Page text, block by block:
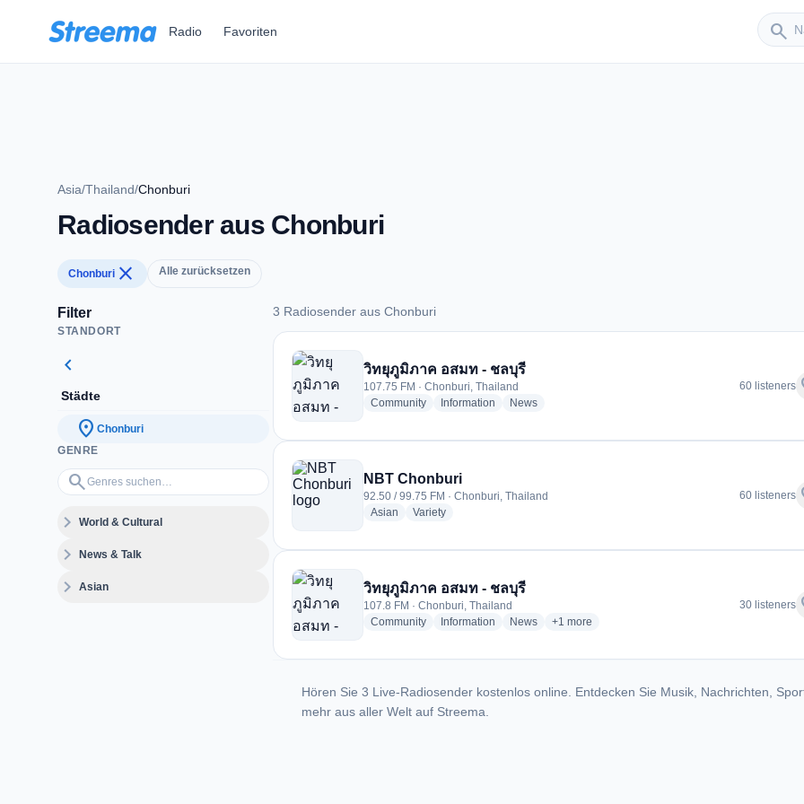
Radio Favoriten search
Sender
Asia/Thailand/Chonburi
Radiosender aus Chonburi
Chonburi close Alle zurücksetzen
Filter
STANDORT
chevron_left
Städte
location_on Chonburi
GENRE
search
Genres suchen…
expand_moreWorld & Cultural
expand_moreNews & Talk
expand_moreAsian
3 Radiosender aus Chonburi
3 Radiosender aus Chonburi
วิทยุภูมิภาค อสมท - ชลบุรี
107.75 FM · Chonburi, Thailand
Communityradio stations
Information radio stations
Newsradio stations
60 listeners
NBT Chonburi
92.50 / 99.75 FM · Chonburi, Thailand
Asian radio stations
Varietyradio stations
60 listeners
วิทยุภูมิภาค อสมท - ชลบุรี
107.8 FM · Chonburi, Thailand
Communityradio stations
Information radio stations
Newsradio stations
+1 more genres for วิทยุภูมิภาค อสมท - ชลบุรี
more
30 listeners
Hören Sie 3 Live-Radiosender kostenlos online. Entdecken Sie Musik, Nachrichten,
mehr aus aller Welt auf Streema.